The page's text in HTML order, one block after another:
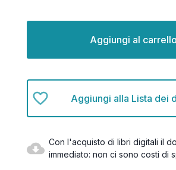
Aggiungi alla Lista dei
Con l'acquisto di libri digitali il
immediato: non ci sono costi di